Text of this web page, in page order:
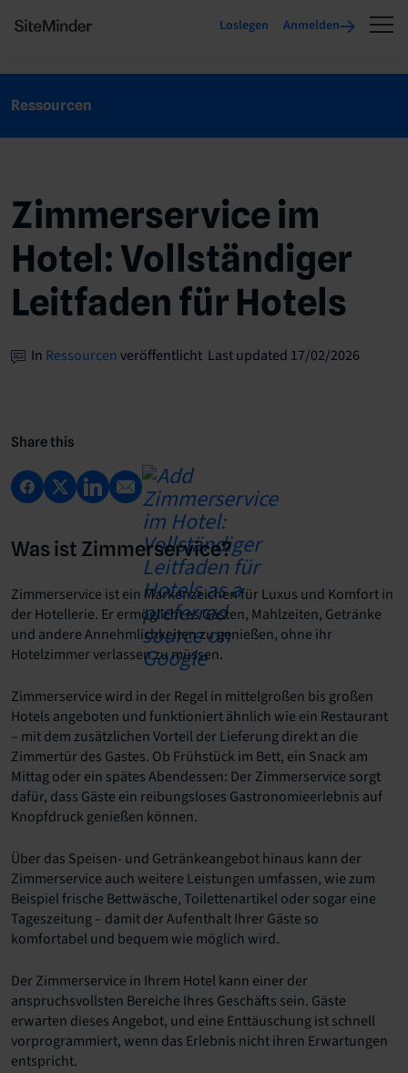
Loslegen Anmelden
Ressourcen
Zimmerservice im
Hotel: Vollständiger
Leitfaden für Hotels
In Ressourcenveröffentlicht Last updated 17/02/2026
Share this
Was ist Zimmerservice?
Zimmerservice ist ein Markenzeichen für Luxus und Komfort in
der Hotellerie. Er ermöglicht es Gästen, Mahlzeiten, Getränke
und andere Annehmlichkeiten zu genießen, ohne ihr
Hotelzimmer verlassen zu müssen.
Zimmerservice wird in der Regel in mittelgroßen bis großen
Hotels angeboten und funktioniert ähnlich wie ein Restaurant
– mit dem zusätzlichen Vorteil der Lieferung direkt an die
Zimmertür des Gastes. Ob Frühstück im Bett, ein Snack am
Mittag oder ein spätes Abendessen: Der Zimmerservice sorgt
dafür, dass Gäste ein reibungsloses Gastronomieerlebnis auf
Knopfdruck genießen können.
Über das Speisen- und Getränkeangebot hinaus kann der
Zimmerservice auch weitere Leistungen umfassen, wie zum
Beispiel frische Bettwäsche, Toilettenartikel oder sogar eine
Tageszeitung – damit der Aufenthalt Ihrer Gäste so
komfortabel und bequem wie möglich wird.
Der Zimmerservice in Ihrem Hotel kann einer der
anspruchsvollsten Bereiche Ihres Geschäfts sein. Gäste
erwarten dieses Angebot, und eine Enttäuschung ist schnell
vorprogrammiert, wenn das Erlebnis nicht ihren Erwartungen
entspricht.